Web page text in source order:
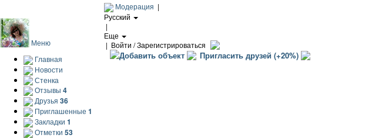
Модерация |
Русский
|
Еще
| Войти / Зарегистрироваться
Добавить объект Пригласить друзей (+20%)
Меню
Главная
Новости
Стенка
Отзывы 4
Друзья 36
Приглашенные 1
Закладки 1
Отметки 53